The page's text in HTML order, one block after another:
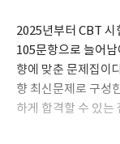
2025년부터 CBT
105문항으로 늘어
향에 맞춘 문제집이
향 최신문제로 구성
하게 합격할 수 있는